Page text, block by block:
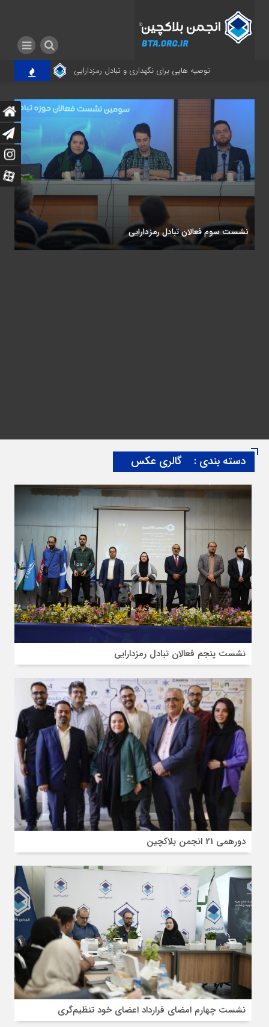
توصیه هایی برای نگهداری و تبادل رمزدارایی برگزاری مجمع
نشست سوم فعالان تبادل رمزدارایی
دسته بندی : گالری عکس
نشست پنجم فعالان تبادل رمزدارایی
دورهمی 21 انجمن بلاکچین
نشست چهارم امضای قرارداد اعضای خود تنظیم‌گری